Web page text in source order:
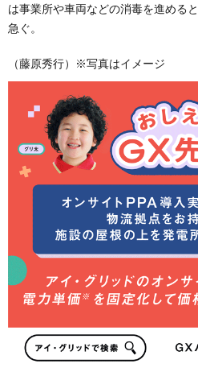
は事業所や車両などの消毒を進める
急ぐ。
（藤原秀行）※写真はイメージ